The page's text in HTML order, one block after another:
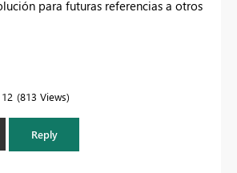
para futuras referencias a otros
813 Views
Reply